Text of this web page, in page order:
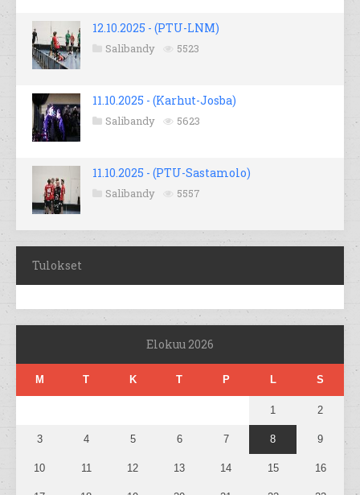
12.10.2025 - (PTU-LNM)
Salibandy 5523
11.10.2025 - (Karhut-Josba)
Salibandy 5623
11.10.2025 - (PTU-Sastamolo)
Salibandy 5557
Tulokset
Elokuu 2026
M T K T P L S
1 2
3 4 5 6 7 8 9
10 11 12 13 14 15 16